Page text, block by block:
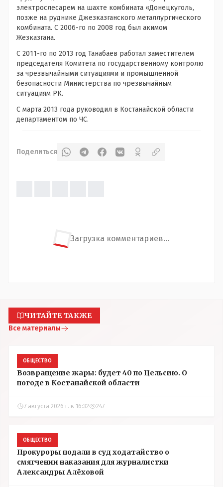
электрослесарем на шахте комбината «Донецкуголь,
позже на руднике Джезказганского металлургического
комбината. С 2006-го по 2008 год был акимом
Жезказгана.
С 2011-го по 2013 год Танабаев работал заместителем
председателя Комитета по государственному контролю
за чрезвычайными ситуациями и промышленной
безопасности Министерства по чрезвычайным
ситуациям РК.
С марта 2013 года руководил в Костанайской области
департаментом по ЧС.
Поделиться
Загрузка комментариев...
ЧИТАЙТЕ ТАКЖЕ
Все материалы
ОБЩЕСТВО
Возвращение жары: будет 40 по Цельсию. О
погоде в Костанайской области
7 августа 2026 г. в 16:32 247
ОБЩЕСТВО
Прокуроры подали в суд ходатайство о
смягчении наказания для журналистки
Александры Алёховой